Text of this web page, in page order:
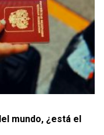
mundo, ¿está el